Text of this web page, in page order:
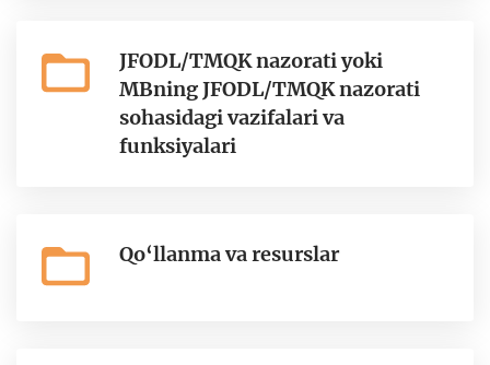
JFODL/TMQK nazorati yoki
MBning JFODL/TMQK nazorati
sohasidagi vazifalari va
funksiyalari
Qo‘llanma va resurslar